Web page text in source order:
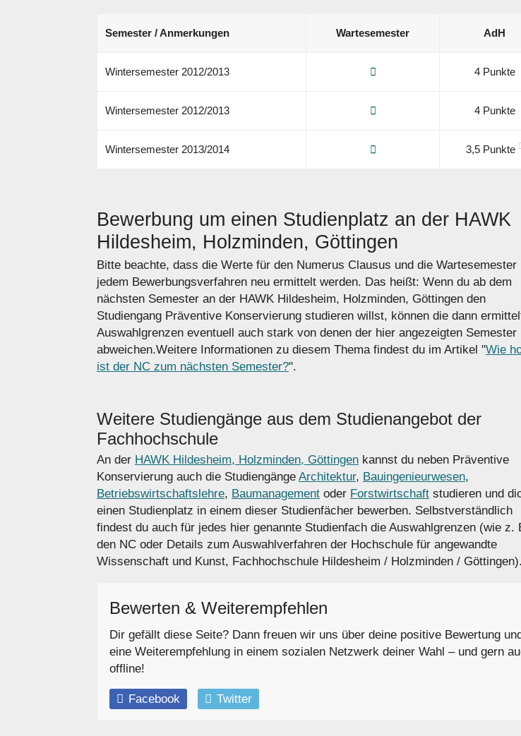
Semester / Anmerkungen Warte­semester AdH
Wintersemester 2012/2013 4 Punkte
Wintersemester 2012/2013 4 Punkte
Wintersemester 2013/2014 3,5 Punkte
Bewerbung um einen Studienplatz an der HAWK
Hildesheim, Holzminden, Göttingen
Bitte beachte, dass die Werte für den Numerus Clausus und die Wartesemester
jedem Bewerbungsverfahren neu ermittelt werden. Das heißt: Wenn du ab dem
nächsten Semester an der HAWK Hildesheim, Holzminden, Göttingen den
Studiengang Präventive Konservierung studieren willst, können die dann
Auswahlgrenzen eventuell auch stark von denen der hier angezeigten Semester
abweichen.Weitere Informationen zu diesem Thema findest du im Artikel "Wie
ist der NC zum nächsten Semester?".
Weitere Studiengänge aus dem Studienangebot der
Fachhochschule
An der HAWK Hildesheim, Holzminden, Göttingen kannst du neben Präventive
Konservierung auch die Studiengänge Architektur, Bauingenieurwesen,
Betriebswirtschaftslehre, Baumanagement oder Forstwirtschaft studieren und
einen Studienplatz in einem dieser Studienfächer bewerben. Selbstverständlich
findest du auch für jedes hier genannte Studienfach die Auswahlgrenzen (wie z.
den NC oder Details zum Auswahlverfahren der Hochschule für angewandte
Wissenschaft und Kunst, Fachhochschule Hildesheim / Holzminden / Göttingen).
Bewerten & Weiterempfehlen
Dir gefällt diese Seite? Dann freuen wir uns über deine positive Bewertung
eine Weiterempfehlung in einem sozialen Netzwerk deiner Wahl – und gern
offline!
Facebook Twitter